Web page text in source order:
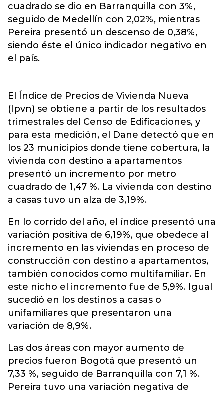
cuadrado se dio en Barranquilla con 3%,
seguido de Medellín con 2,02%, mientras
Pereira presentó un descenso de 0,38%,
siendo éste el único indicador negativo en
el país.
El Índice de Precios de Vivienda Nueva
(Ipvn) se obtiene a partir de los resultados
trimestrales del Censo de Edificaciones, y
para esta medición, el Dane detectó que en
los 23 municipios donde tiene cobertura, la
vivienda con destino a apartamentos
presentó un incremento por metro
cuadrado de 1,47 %. La vivienda con destino
a casas tuvo un alza de 3,19%.
En lo corrido del año, el índice presentó una
variación positiva de 6,19%, que obedece al
incremento en las viviendas en proceso de
construcción con destino a apartamentos,
también conocidos como multifamiliar. En
este nicho el incremento fue de 5,9%. Igual
sucedió en los destinos a casas o
unifamiliares que presentaron una
variación de 8,9%.
Las dos áreas con mayor aumento de
precios fueron Bogotá que presentó un
7,33 %, seguido de Barranquilla con 7,1 %.
Pereira tuvo una variación negativa de